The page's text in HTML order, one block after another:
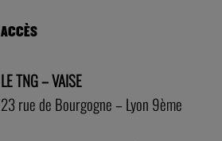
ACCÈS
LE TNG – VAISE
23 rue de Bourgogne – Lyon 9ème